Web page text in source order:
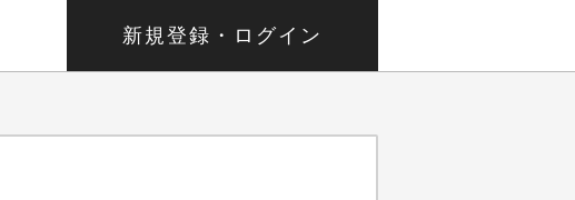
新規登録・ログイン